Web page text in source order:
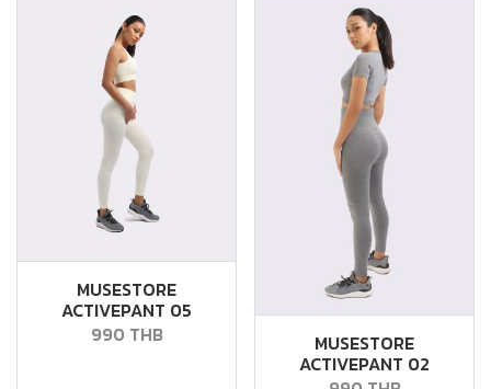
MUSESTORE
ACTIVEPANT 05
990 THB
MUSESTORE
ACTIVEPANT 02